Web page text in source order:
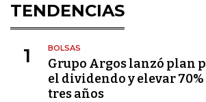
TENDENCIAS
1 BOLSAS
Grupo Argos lanzó plan
el dividendo y elevar 70%
tres años